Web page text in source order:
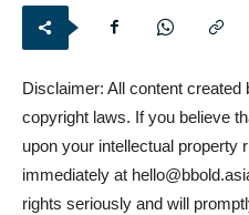
Disclaimer: All content
copyright laws. If you believe
upon your intellectual property
immediately at
rights seriously and will